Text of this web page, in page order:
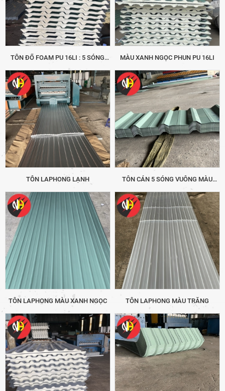
TÔN ĐỔ FOAM PU 16LI : 5 SÓNG
MÀU XANH NGỌC PHUN PU 16LI
TÔN LAPHONG LẠNH
TÔN CÁN 5 SÓNG VUÔNG MÀU
TÔN LAPHONG MÀU XANH NGỌC TÔN LAPHONG MÀU TRẮNG